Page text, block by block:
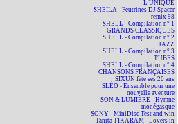
L'UNIQUE
SHEILA - Feutrines DJ Spacer
remix 98
SHELL - Compilation n° 1
GRANDS CLASSIQUES
SHELL - Compilation n° 2
JAZZ
SHELL - Compilation n° 3
TUBES
SHELL - Compilation n° 4
CHANSONS FRANÇAISES
SIXUN fête ses 20 ans
SLÉO - Ensemble pour une
nouvelle aventure
SON & LUMIÈRE - Hymne
monégasque
SONY - MiniDisc Test and win
Tanita TIKARAM - Lovers in